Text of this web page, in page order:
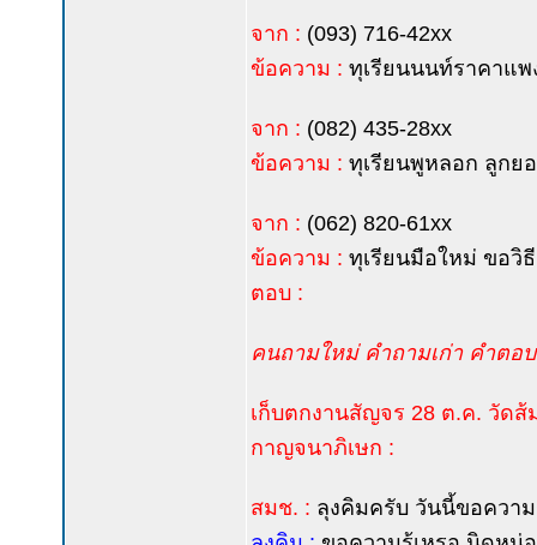
จาก : (093) 716-42xx
ข้อความ : ทุเรียนนนท์ราคาแ
จาก : (082) 435-28xx
ข้อความ : ทุเรียนพูหลอก ลูกย
จาก : (062) 820-61xx
ข้อความ : ทุเรียนมือใหม่ ขอวิ
ตอบ :
คนถามใหม่ คำถามเก่า คำตอ
เก็บตกงานสัญจร 28 ต.ค. วัดส้
กาญจนาภิเษก :
สมช. : ลุงคิมครับ วันนี้ขอควา